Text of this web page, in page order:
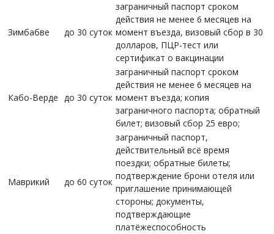
Зимбабве до 30 суток
заграничный паспорт сроком
действия не менее 6 месяцев на
момент въезда, визовый сбор в 30
долларов, ПЦР-тест или
сертификат о вакцинации
Кабо-Верде до 30 суток
заграничный паспорт сроком
действия не менее 6 месяцев на
момент въезда; копия
заграничного паспорта; обратный
билет; визовый сбор 25 евро;
Маврикий до 60 суток
заграничный паспорт,
действительный всё время
поездки; обратные билеты;
подтверждение брони отеля или
приглашение принимающей
стороны; документы,
подтверждающие
платёжеспособность